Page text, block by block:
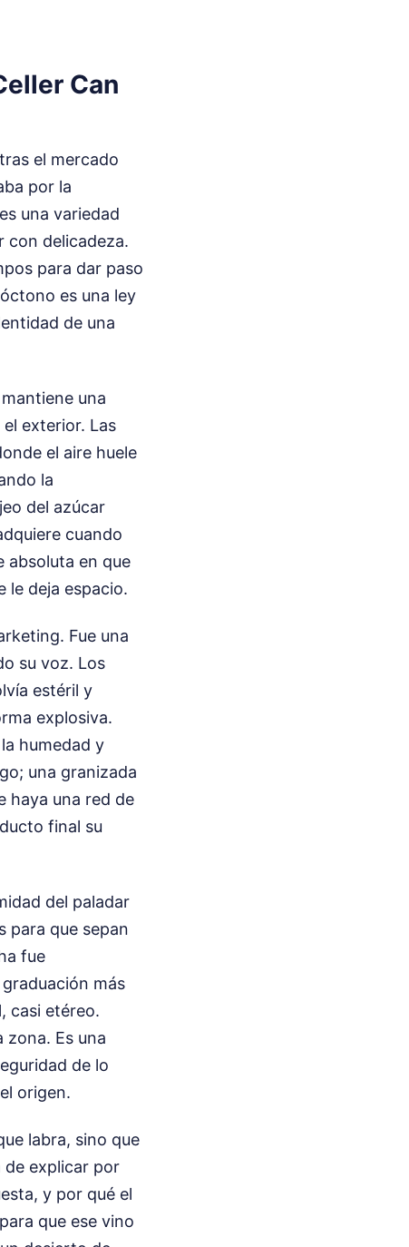
Can
el mercado
por la
una variedad
con delicadeza.
para dar paso
es una ley
de una
una
exterior. Las
el aire huele
la
del azúcar
cuando
absoluta en que
le deja espacio.
Fue una
su voz. Los
estéril y
explosiva.
humedad y
una granizada
haya una red de
final su
del paladar
para que sepan
fue
más
casi etéreo.
Es una
de lo
origen.
labra, sino que
de explicar por
y por qué el
que ese vino